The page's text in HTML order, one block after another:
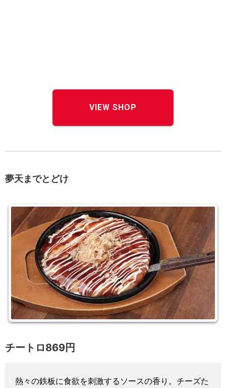
VIEW SHOP
夢天までとどけ
チートロ869円
熱々の鉄板に食欲を刺激するソースの香り。チーズた